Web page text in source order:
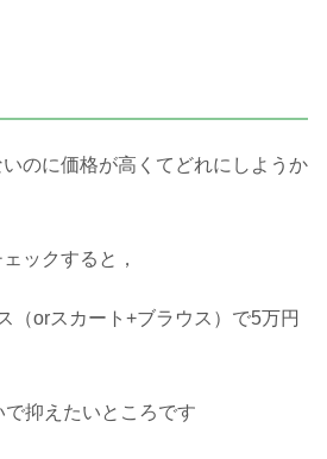
のに価格が高くてどれにしようか
ックすると，
（orスカート+ブラウス）で5万円
抑えたいところです